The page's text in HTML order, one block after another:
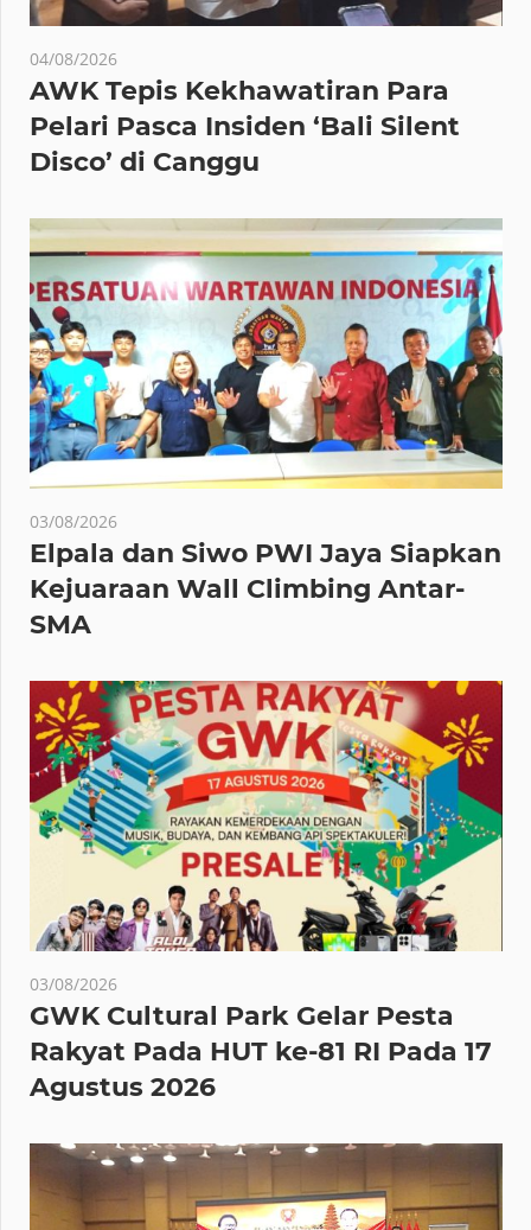
04/08/2026
AWK Tepis Kekhawatiran Para
Pelari Pasca Insiden ‘Bali Silent
Disco’ di Canggu
03/08/2026
Elpala dan Siwo PWI Jaya Siapkan
Kejuaraan Wall Climbing Antar-
SMA
03/08/2026
GWK Cultural Park Gelar Pesta
Rakyat Pada HUT ke-81 RI Pada 17
Agustus 2026